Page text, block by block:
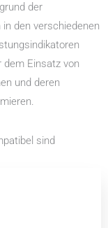
der
den verschiedenen
Einsatz von
und deren
sind